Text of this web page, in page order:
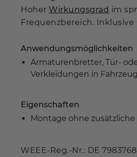
HoherWirkungsgrad im
Frequenzbereich. Inklusive
Anwendungsmöglichkeiten
Armaturenbretter, Tür-
Verkleidungen in
Eigenschaften
Montage ohne
WEEE-Reg.-Nr.: DE